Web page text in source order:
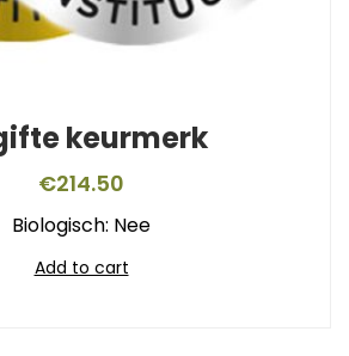
keurmerk
€214.50
Biologisch: Nee
Add to cart